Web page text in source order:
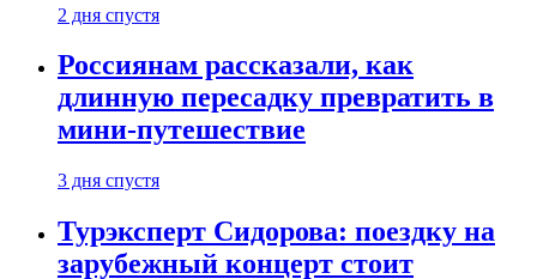
2 дня спустя
Россиянам рассказали, как
длинную пересадку превратить в
мини-путешествие
3 дня спустя
Турэксперт Сидорова: поездку на
зарубежный концерт стоит